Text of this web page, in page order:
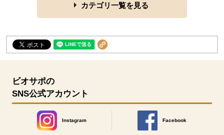
カテゴリ一覧を見る
ビオサポの
SNS公式アカウント
Instagram
別のウィンドウで開きます。
Facebook